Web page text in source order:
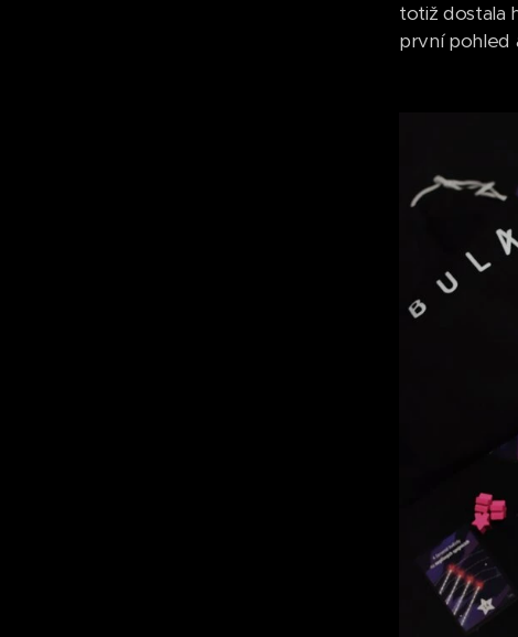
totiž dostala
první pohled